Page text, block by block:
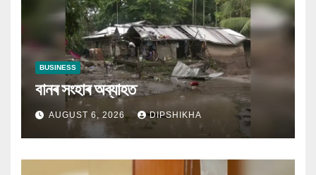
BUSINESS
বানৰ সংহাৰ অব্যাহত
AUGUST 6, 2026 DIPSHIKHA